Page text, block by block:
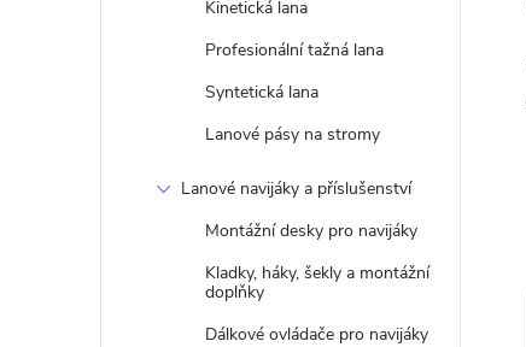
Kinetická lana
Profesionální tažná lana
Syntetická lana
Lanové pásy na stromy
Lanové navijáky a příslušenství
Montážní desky pro navijáky
Kladky, háky, šekly a montážní
doplňky
Dálkové ovládače pro navijáky